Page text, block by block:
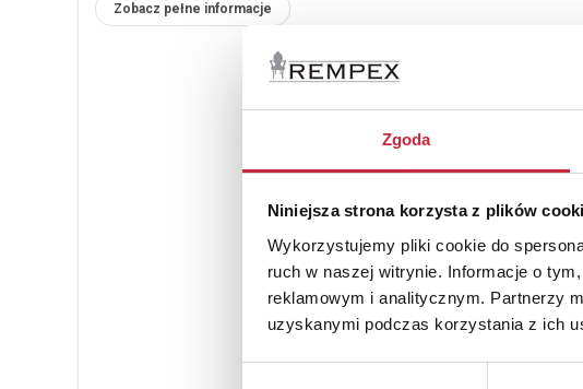
Zgoda
Niniejsza strona korzysta z plików
Wykorzystujemy pliki cookie do
ruch w naszej witrynie. Informacje o
reklamowym i analitycznym. Partnerzy
uzyskanymi podczas korzystania z ich
Zobacz pełne informacje